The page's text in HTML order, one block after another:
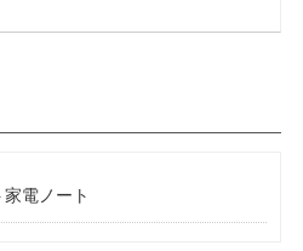
家電ノート